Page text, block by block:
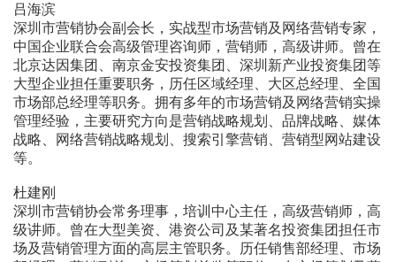
吕海滨
深圳市营销协会副会长，实战型市场营销及网络营销专家，
中国企业联合会高级管理咨询师，营销师，高级讲师。曾在
北京达因集团、南京金安投资集团、深圳新产业投资集团等
大型企业担任重要职务，历任区域经理、大区总经理、全国
市场部总经理等职务。拥有多年的市场营销及网络营销实操
管理经验，主要研究方向是营销战略规划、品牌战略、媒体
战略、网络营销战略规划、搜索引擎营销、营销型网站建设
等。
杜建刚
深圳市营销协会常务理事，培训中心主任，高级营销师，高
级讲师。曾在大型美资、港资公司及某著名投资集团担任市
场及营销管理方面的高层主管职务。历任销售部经理、市场